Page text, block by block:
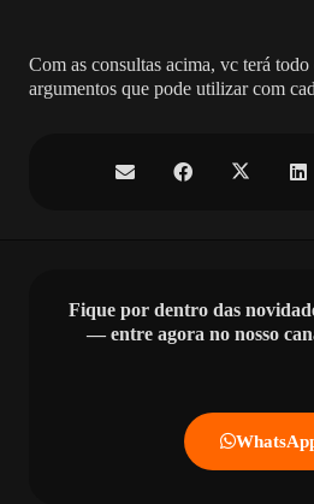
Com as consultas acima, vc terá
argumentos que pode utilizar com
Fique por dentro das
— entre agora no nosso